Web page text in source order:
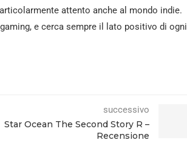
attento anche al mondo indie.
e cerca sempre il lato positivo di ogni
successivo
Star Ocean The Second Story R –
Recensione